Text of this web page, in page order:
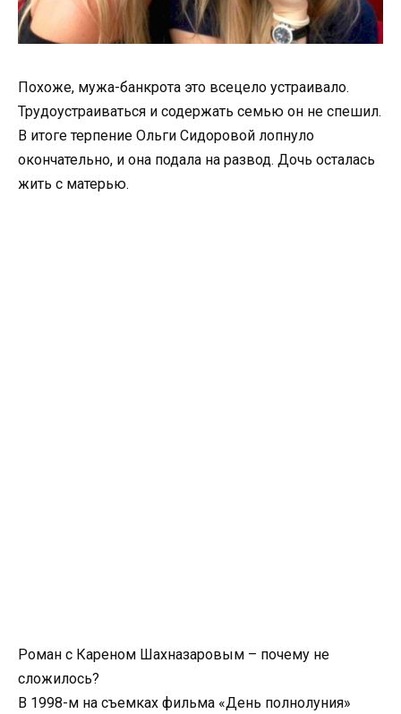
Похоже, мужа-банкрота это всецело устраивало.
Трудоустраиваться и содержать семью он не спешил.
В итоге терпение Ольги Сидоровой лопнуло
окончательно, и она подала на развод. Дочь осталась
жить с матерью.
Роман с Кареном Шахназаровым – почему не
сложилось?
В 1998-м на съемках фильма «День полнолуния»